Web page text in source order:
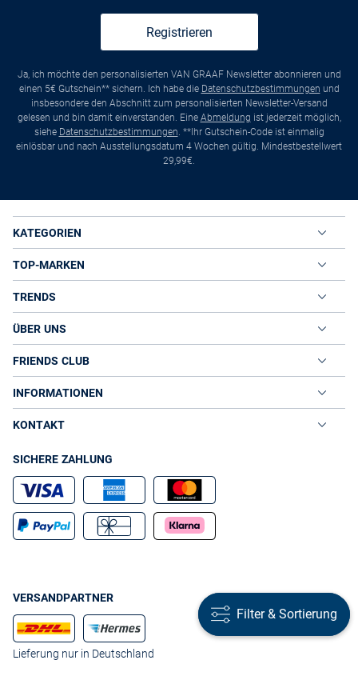
Registrieren
Ja, ich möchte den personalisierten VAN GRAAF Newsletter abonnieren und
einen 5€ Gutschein** sichern. Ich habe die Datenschutzbestimmungen und
insbesondere den Abschnitt zum personalisierten Newsletter-Versand
gelesen und bin damit einverstanden. Eine Abmeldung ist jederzeit möglich,
siehe Datenschutzbestimmungen. **Ihr Gutschein-Code ist einmalig
einlösbar und nach Ausstellungsdatum 4 Wochen gültig. Mindestbestellwert
29,99€.
KATEGORIEN
TOP-MARKEN
TRENDS
ÜBER UNS
FRIENDS CLUB
INFORMATIONEN
KONTAKT
SICHERE ZAHLUNG
VERSANDPARTNER
Lieferung nur in Deutschland
Filter & Sortierung
Filter & Sortierung